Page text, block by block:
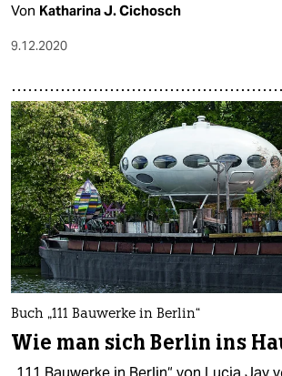
Von Katharina J. Cichosch
9.12.2020
Buch „111 Bauwerke in Berlin“
Wie man sich Berlin ins